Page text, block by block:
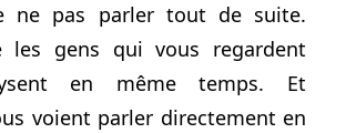
ne pas parler tout de suite.
les gens qui vous regardent
en même temps. Et
voient parler directement en